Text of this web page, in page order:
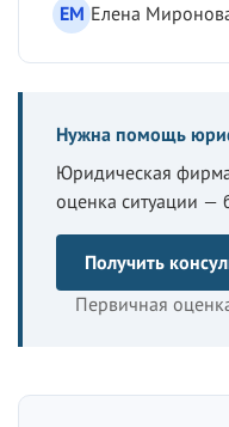
ЕМ Елена
Нужна помощь
Юридическая
оценка ситуации —
Получить
Первичная